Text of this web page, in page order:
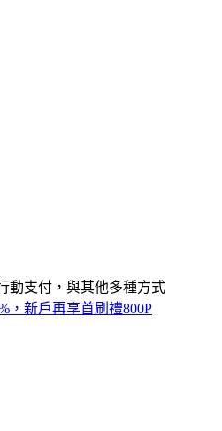
動支付，與其他多種方式
，新戶再享首刷禮800P